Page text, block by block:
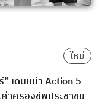
ใหม่
เดินหน้า Action 5
าครองชีพประชาชน